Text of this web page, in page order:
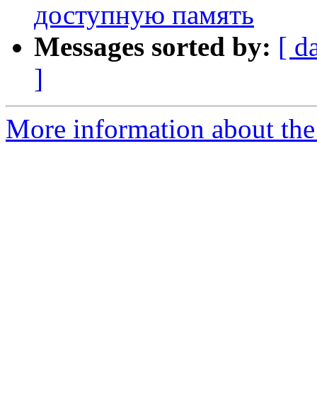
доступную память
Messages sorted by: [
]
More information about